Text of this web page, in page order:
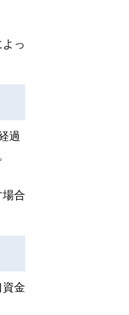
っ
過
場合
資金